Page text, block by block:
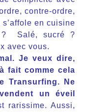
contre-ordre,
en cuisine
Salé, sucré ?
avec vous.
Je veux dire,
fait comme cela
Transurfing. Ne
un éveil
rarissime. Aussi,